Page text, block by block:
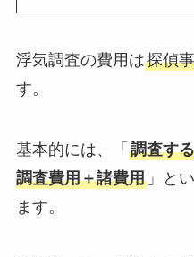
浮気調査の費用は探偵
す。
基本的には、「 調査す
調査費用＋諸費用」と
ます。